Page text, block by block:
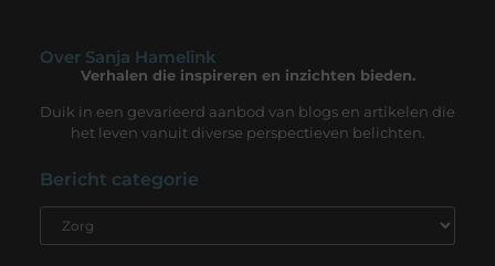
Over Sanja Hamelink
Verhalen die inspireren en inzichten bieden.
Duik in een gevarieerd aanbod van blogs en artikelen die
het leven vanuit diverse perspectieven belichten.
Bericht categorie